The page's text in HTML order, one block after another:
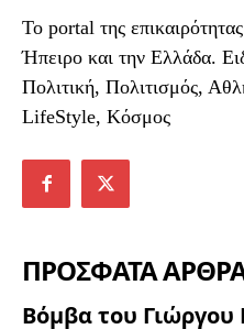
To portal της
Ήπειρο και την Ελλάδα.
Πολιτική, Πολιτισμός,
LifeStyle, Κόσμος
ΠΡΟΣΦΑΤΑ
Βόμβα του Γιώργου